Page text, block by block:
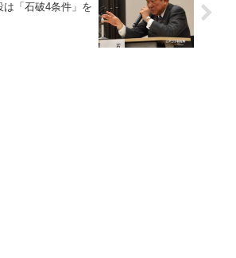
は「石破4条件」を